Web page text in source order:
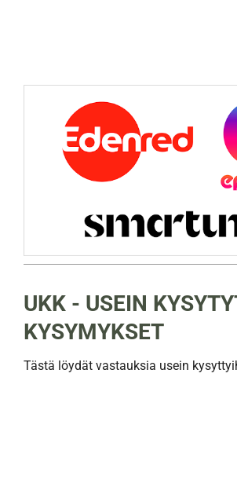
UKK - USEIN
KYSYMYKSET
Tästä löydät vastauksia usein